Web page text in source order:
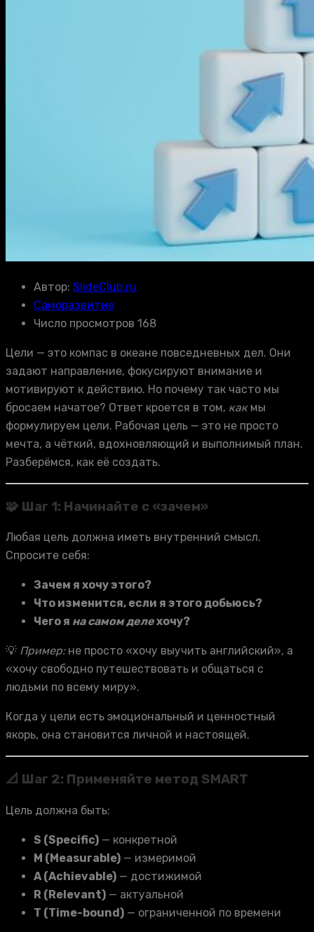
Автор: SlideClub.ru
Саморазвитие
Число просмотров 168
Цели — это компас в океане повседневных дел. Они
задают направление, фокусируют внимание и
мотивируют к действию. Но почему так часто мы
бросаем начатое? Ответ кроется в том, какмы
формулируем цели. Рабочая цель — это не просто
мечта, а чёткий, вдохновляющий и выполнимый план.
Разберёмся, как её создать.
🧩 Шаг 1: Начинайте с «зачем»
Любая цель должна иметь внутренний смысл.
Спросите себя:
Зачем я хочу этого?
Что изменится, если я этого добьюсь?
Чего я на самом делехочу?
💡 Пример:не просто «хочу выучить английский», а
«хочу свободно путешествовать и общаться с
людьми по всему миру».
Когда у цели есть эмоциональный и ценностный
якорь, она становится личной и настоящей.
📐 Шаг 2: Применяйте метод SMART
Цель должна быть:
S (Specific) — конкретной
M (Measurable) — измеримой
A (Achievable) — достижимой
R (Relevant) — актуальной
T (Time-bound) — ограниченной по времени